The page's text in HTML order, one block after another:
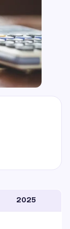
2025